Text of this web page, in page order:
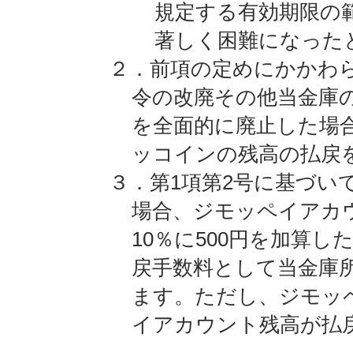
規定する有効期限の
著しく困難になった
２．前項の定めにかかわ
令の改廃その他当金庫
を全面的に廃止した場
ッコインの残高の払戻
３．第1項第2号に基づ
場合、ジモッペイアカ
10％に500円を加算し
戻手数料として当金庫
ます。ただし、ジモ
イアカウント残高が払